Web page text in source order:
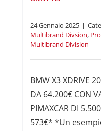
24 Gennaio 2025 |
Multibrand Divsion,
Multibrand Division
BMW X3 XDRIVE
DA 64.200€ CON
PIMAXCAR DI
573€* *Un